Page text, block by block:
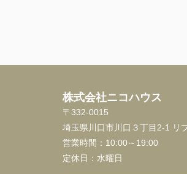
株式会社ニコハウス
〒332-0015
埼玉県川口市川口３丁目2-1 リ
営業時間： 10:00～19:00
定休日： 水曜日